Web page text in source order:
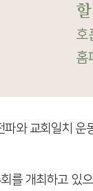
호
홈
와 교회일치
를 개최하고 있